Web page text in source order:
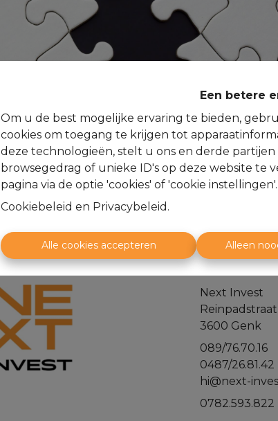
Een betere
Om u de best mogelijke ervaring te bieden,
cookies om toegang te krijgen tot
deze technologieën, stelt u ons en derde
browsegedrag of unieke ID's op deze website te
pagina via de optie 'cookies' of 'cookie instellingen'.
Cookiebeleid en Privacybeleid .
Alle cookies accepteren Alleen
Next Invest
Reinpadstraat
3600 Genk
089/76.70.16
0487/26.81.42
hi@next-
0782.593.822